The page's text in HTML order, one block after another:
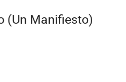
(Un Manifiesto)